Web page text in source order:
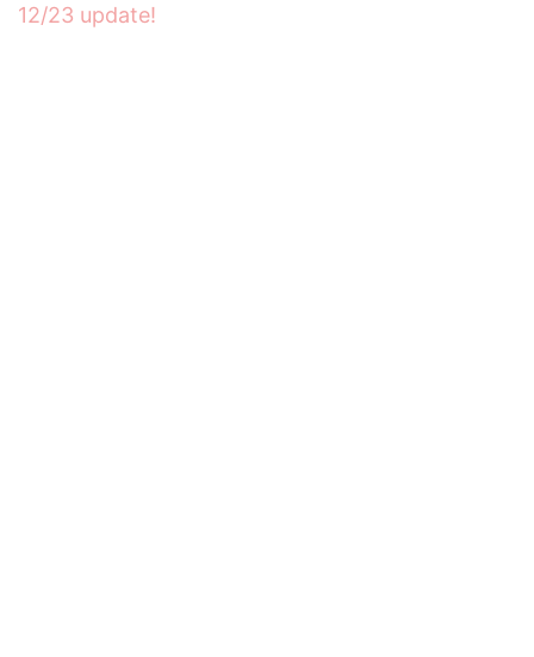
12/23 update!